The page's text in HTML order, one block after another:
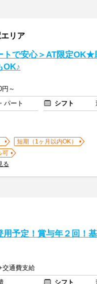
リア
トで安心＞AT限定
OK♪
円～
パート シフト
短期（1ヶ月以内OK）
可
る
用予定！賞与年２回！
交通費支給
シフト